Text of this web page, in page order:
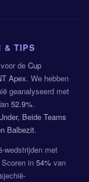
& TIPS
de Cup
Apex. We hebben
geanalyseerd met
52.9%.
Beide Teams
Balbezit.
wedstrijden met
in 54% van